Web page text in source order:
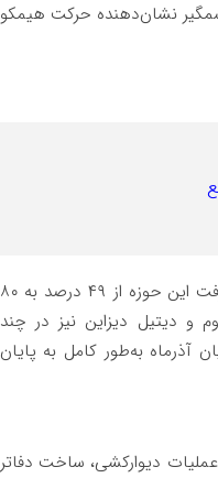
از ۰.۳ درصد بود. این جهش چشمگیر نشان‌دهنده حرکت هیمکو
به گفته خلیلی، در بخش مطالعات و طراحی نیز رشد چشمگیری رقم خورده است؛ پیشرفت این حوزه از ۴۹ درصد به ۸۰
و دیتیل دیزاین نیز در چند
آذرماه به‌طور کامل به پایان
دیوارکشی، ساخت دفاتر